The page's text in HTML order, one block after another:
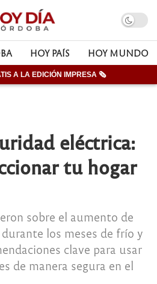
HOY PAÍS HOY MUNDO
A LA EDICIÓN IMPRESA 🗞
eléctrica:
tu hogar
sobre el aumento de
los meses de frío y
clave para usar
de manera segura en el